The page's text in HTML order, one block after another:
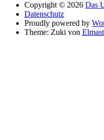
Copyright © 2026 Das
Datenschutz
Proudly powered by
Theme: Zuki von